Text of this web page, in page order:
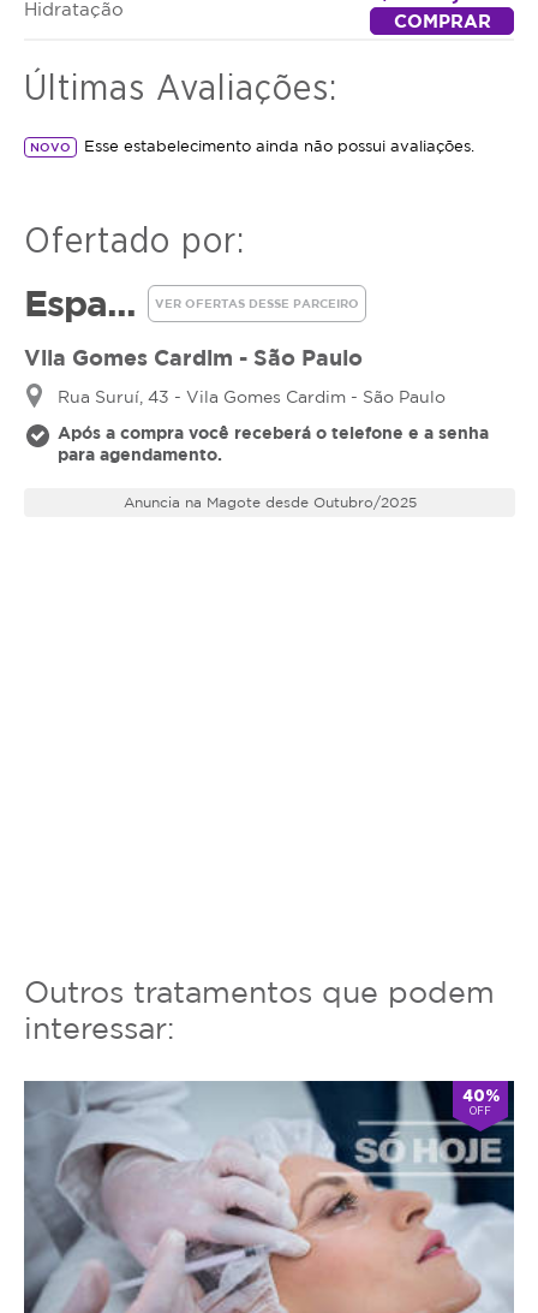
Fios mais fortes e maleáveis
calor, poluição e sol
de salão por muito mais tempo.
Hidratação
COMPRAR
Últimas Avaliações:
NOVO Esse estabelecimento ainda não possui avaliações.
Ofertado por:
Espa... VER OFERTAS DESSE PARCEIRO
Vila Gomes Cardim - São Paulo
Rua Suruí, 43 - Vila Gomes Cardim - São Paulo
Após a compra você receberá o telefone e a senha
para agendamento.
Anuncia na Magote desde Outubro/2025
Outros tratamentos que podem
interessar:
40%
OFF